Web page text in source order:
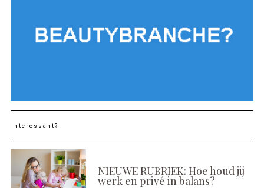
Interessant?
NIEUWE RUBRIEK: Hoe houd jij
werk en privé in balans?